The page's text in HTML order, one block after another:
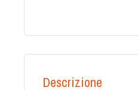
Descrizione